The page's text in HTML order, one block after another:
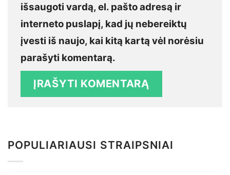
išsaugoti vardą, el. pašto adresą ir
interneto puslapį, kad jų nebereiktų
įvesti iš naujo, kai kitą kartą vėl norėsiu
parašyti komentarą.
POPULIARIAUSI STRAIPSNIAI